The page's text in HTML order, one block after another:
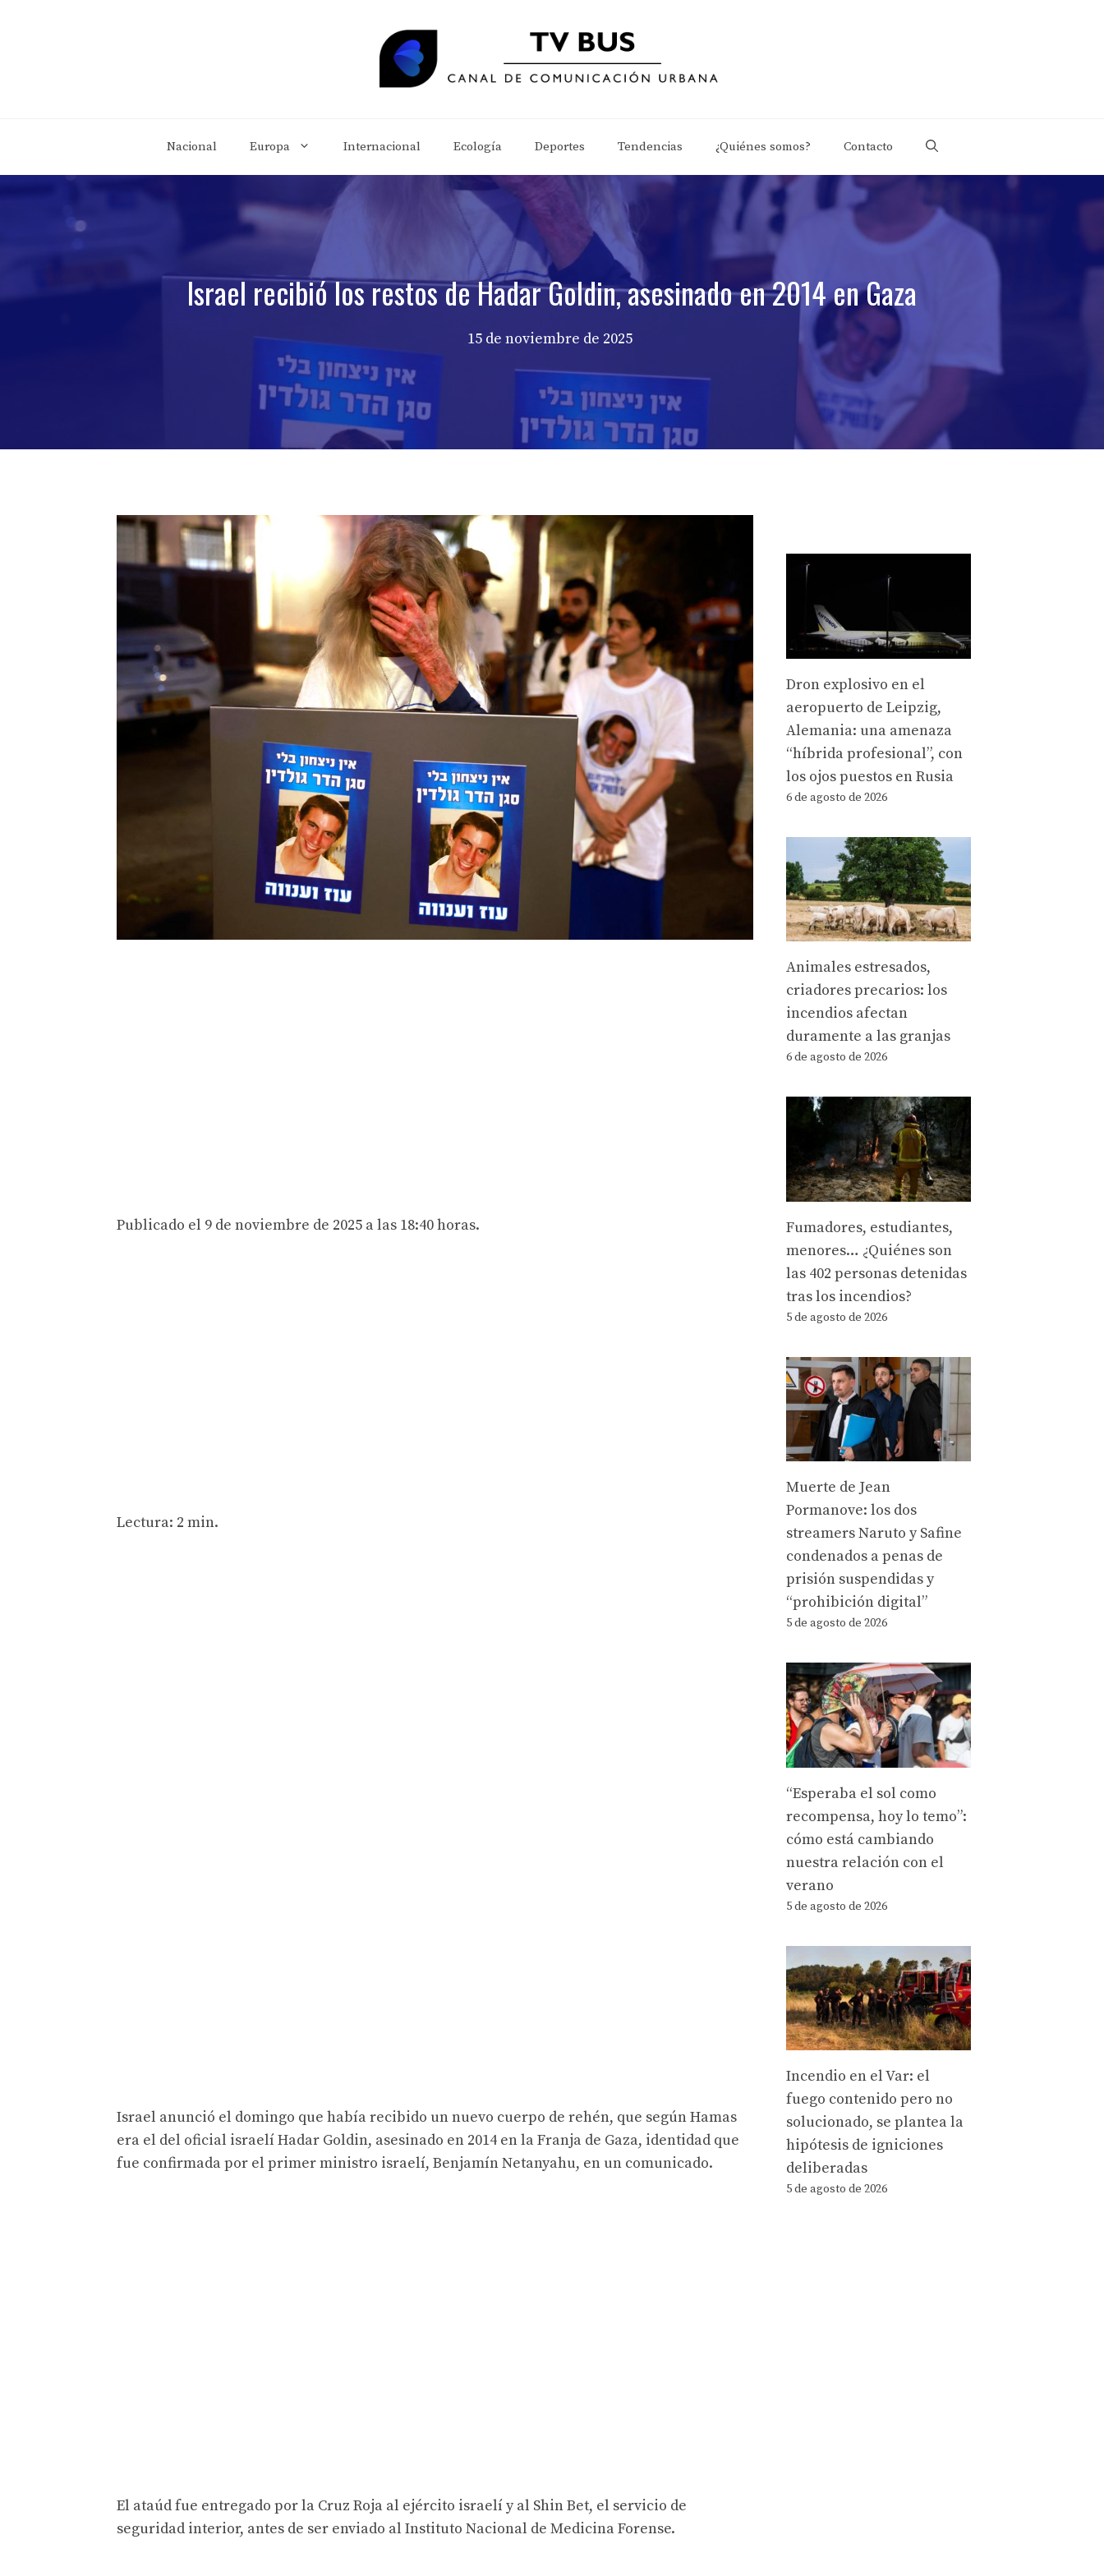
Nacional Europa Internacional Ecología Deportes Tendencias ¿Quiénes somos? Contacto
Israel recibió los restos de Hadar Goldin, asesinado en 2014 en Gaza
15 de noviembre de 2025
Publicado el 9 de noviembre de 2025 a las 18:40 horas.
Lectura: 2 min.
Israel anunció el domingo que había recibido un nuevo cuerpo de rehén, que según Hamas
era el del oficial israelí Hadar Goldin, asesinado en 2014 en la Franja de Gaza, identidad que
fue confirmada por el primer ministro israelí, Benjamín Netanyahu, en un comunicado.
El ataúd fue entregado por la Cruz Roja al ejército israelí y al Shin Bet, el servicio de
seguridad interior, antes de ser enviado al Instituto Nacional de Medicina Forense.
Dron explosivo en el
aeropuerto de Leipzig,
Alemania: una amenaza
“híbrida profesional”, con
los ojos puestos en Rusia
6 de agosto de 2026
Animales estresados,
criadores precarios: los
incendios afectan
duramente a las granjas
6 de agosto de 2026
Fumadores, estudiantes,
menores… ¿Quiénes son
las 402 personas detenidas
tras los incendios?
5 de agosto de 2026
Muerte de Jean
Pormanove: los dos
streamers Naruto y Safine
condenados a penas de
prisión suspendidas y
“prohibición digital”
5 de agosto de 2026
“Esperaba el sol como
recompensa, hoy lo temo”:
cómo está cambiando
nuestra relación con el
verano
5 de agosto de 2026
Incendio en el Var: el
fuego contenido pero no
solucionado, se plantea la
hipótesis de igniciones
deliberadas
5 de agosto de 2026